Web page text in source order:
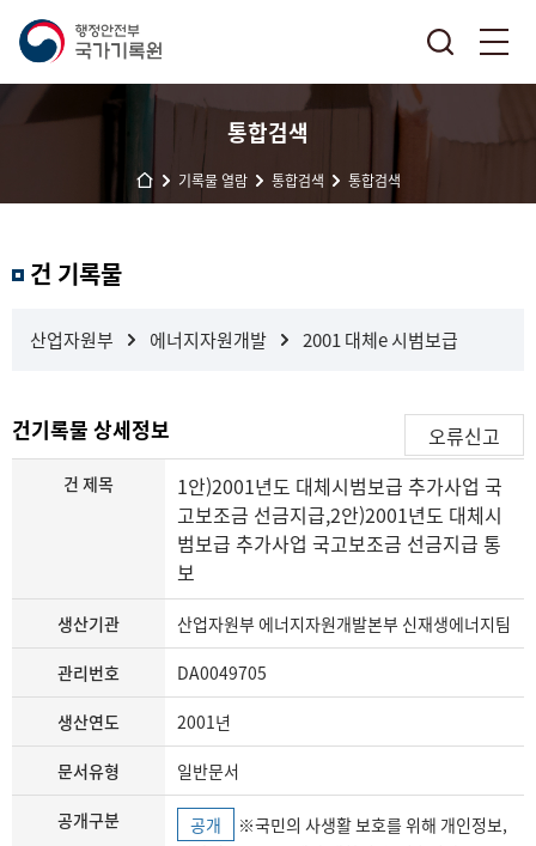
통합검색
기록물 열람 통합검색 통합검색
과 건 기록물
산업자원부 에너지자원개발 2001 대체e 시범보급
건기록물 상세정보 오류신고
건 제목
1안)2001년도 대체시범보급 추가사업 국
고보조금 선금지급,2안)2001년도 대체시
범보급 추가사업 국고보조금 선금지급 통
보
생산기관 산업자원부 에너지자원개발본부 신재생에너지팀
관리번호 DA0049705
생산연도 2001년
문서유형 일반문서
공개구분 공개